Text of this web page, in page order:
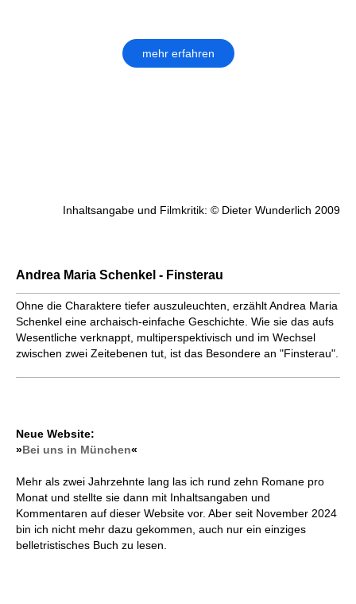
mehr erfahren
Inhaltsangabe und Filmkritik: © Dieter Wunderlich 2009
Andrea Maria Schenkel - Finsterau
Ohne die Charaktere tiefer auszuleuchten, erzählt Andrea Maria
Schenkel eine archaisch-einfache Geschichte. Wie sie das aufs
Wesentliche verknappt, multiperspektivisch und im Wechsel
zwischen zwei Zeitebenen tut, ist das Besondere an "Finsterau".
Neue Website:
»Bei uns in München«
Mehr als zwei Jahrzehnte lang las ich rund zehn Romane pro
Monat und stellte sie dann mit Inhaltsangaben und
Kommentaren auf dieser Website vor. Aber seit November 2024
bin ich nicht mehr dazu gekommen, auch nur ein einziges
belletristisches Buch zu lesen.